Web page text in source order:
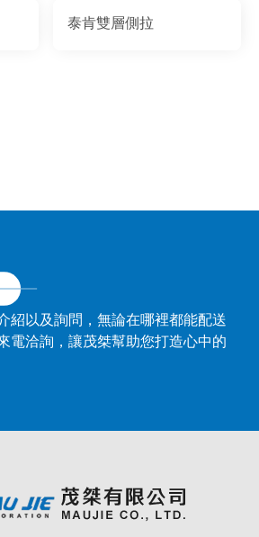
泰肯雙層側拉
紹以及詢問，無論在哪裡都能配送
電洽詢，讓茂桀幫助您打造心中的